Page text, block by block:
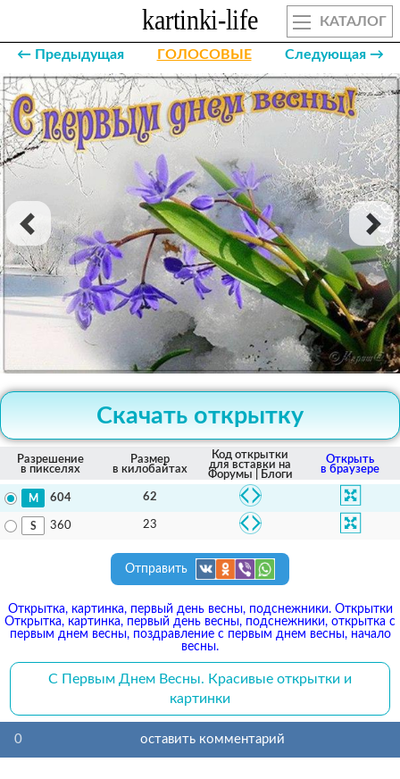
КАТАЛОГ
← Предыдущая ГОЛОСОВЫЕ Следующая →
Скачать открытку
Разрешение
в пикселях
Размер
в килобайтах
Код открытки
для вставки на
Форумы | Блоги
Открыть
в браузере
604 62
360 23
Отправить
Открытка, картинка, первый день весны, подснежники. Открытки
Открытка, картинка, первый день весны, подснежники, открытка с
первым днем весны, поздравление с первым днем весны, начало
весны.
С Первым Днем Весны. Красивые открытки и
картинки
0 оставить комментарий